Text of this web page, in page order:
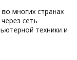
многих странах
сеть
техники и